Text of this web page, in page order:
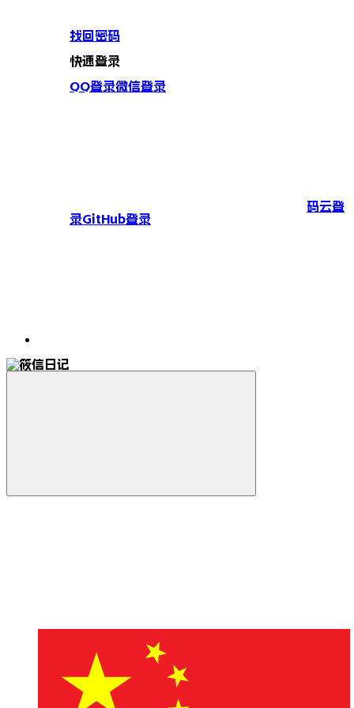
找回密码
快速登录
QQ登录微信登录
码云登
录GitHub登录